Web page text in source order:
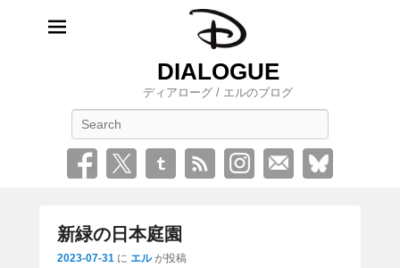
DIALOGUE
ディアローグ / エルのブログ
新緑の日本庭園
2023-07-31 に エル が投稿